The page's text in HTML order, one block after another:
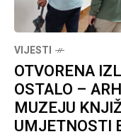
VIJESTI
OTVORENA
OSTALO –
MUZEJU
UMJETNOSTI